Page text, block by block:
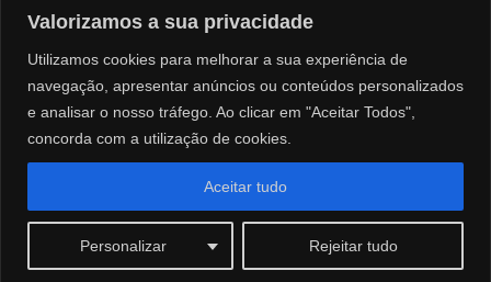
Valorizamos a sua privacidade
Utilizamos cookies para melhorar a sua experiência de
navegação, apresentar anúncios ou conteúdos personalizados
e analisar o nosso tráfego. Ao clicar em "Aceitar Todos",
concorda com a utilização de cookies.
Personalizar Rejeitar tudo
Aceitar tudo
Website desenhado por Roberto Coutinho
© 2012-2026 PokéCenter Blog